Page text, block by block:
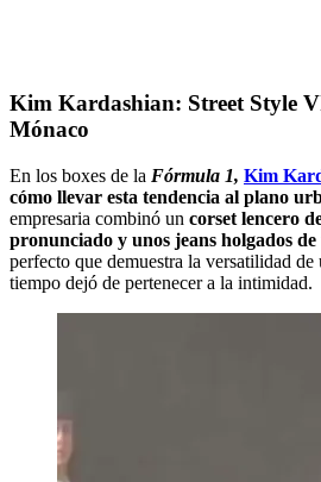
Kim Kardashian: Street Style
Mónaco
En los boxes de la Fórmula 1, Kim
cómo llevar esta tendencia al plano
empresaria combinó un corset lencero
pronunciado y unos jeans holgados
perfecto que demuestra la versatilidad de
tiempo dejó de pertenecer a la intimidad.